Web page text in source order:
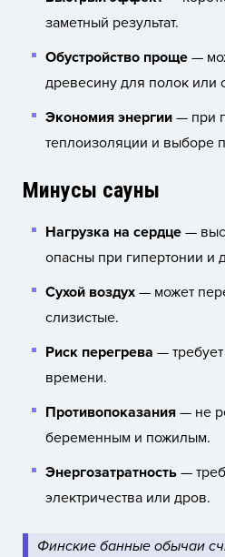
заметный результат.
Обустройство проще —
древесину для полок или
Экономия энергии — при
теплоизоляции и выборе
Минусы сауны
Нагрузка на сердце —
опасны при гипертонии и
Сухой воздух — может
слизистые.
Риск перегрева —
времени.
Противопоказания — не
беременным и пожилым.
Энергозатратность —
электричества или дров.
Финские банные обычаи